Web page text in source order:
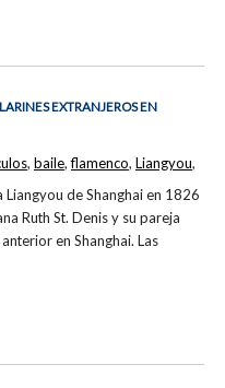
EXTRANJEROS EN
de Shanghai en 1826
Ruth St. Denis y su pareja
en Shanghai. Las
, baile,flamenco, Liangyou,